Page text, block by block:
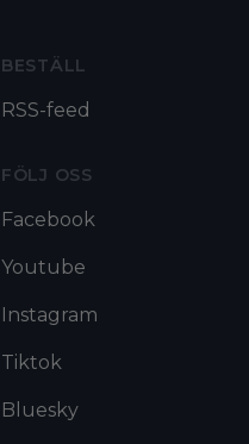
BESTÄLL
RSS-feed
FÖLJ OSS
Facebook
Youtube
Instagram
Tiktok
Bluesky